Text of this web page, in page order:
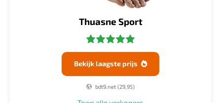
Thuasne Sport
Bekijk laagste prijs 
bdt9.net (29,95)